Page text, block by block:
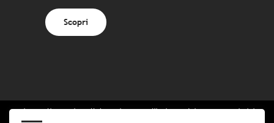
Scopri
Sito realizzato in collaborazione con l'insieme dei partner turistici